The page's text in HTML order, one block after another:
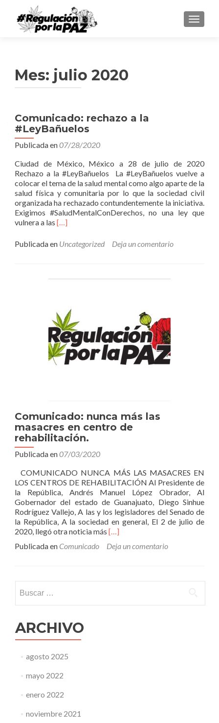
Mes: julio 2020
Comunicado: rechazo a la
#LeyBañuelos
Publicada en07/28/2020
Ciudad de México, México a 28 de julio de 2020
Rechazo a la #LeyBañuelos La #LeyBañuelos vuelve a
colocar el tema de la salud mental como algo aparte de la
salud física y comunitaria por lo que la sociedad civil
organizada ha rechazado contundentemente la iniciativa.
Exigimos #SaludMentalConDerechos, no una ley que
vulnera a las Leer
rechazo
[…]
Publicada en Uncategorized Deja un comentario
Comunicado: nunca más las
masacres en centro de
rehabilitación.
Publicada en07/03/2020
COMUNICADO NUNCA MÁS LAS MASACRES EN
LOS CENTROS DE REHABILITACIÓN Al Presidente de
la República, Andrés Manuel López Obrador, Al
Gobernador del estado de Guanajuato, Diego Sinhue
Rodríguez Vallejo, A las y los legisladores del Senado de
la República, A la sociedad en general, El 2 de julio de
2020, llegó otra noticia más Leer
nunca
masacres
[…]
Publicada en Comunicado Deja un comentario
ARCHIVO
agosto 2025
mayo 2022
enero 2022
noviembre 2021